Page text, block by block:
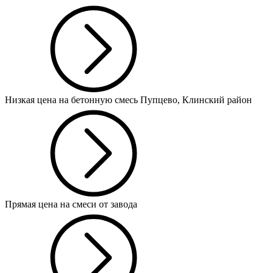
Низкая цена на бетонную смесь Пупцево, Клинский район
Прямая цена на смеси от завода